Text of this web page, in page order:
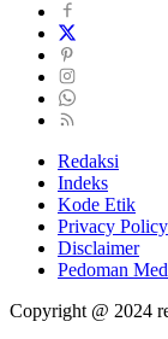
Redaksi
Indeks
Kode Etik
Privacy Policy
Disclaimer
Pedoman
Copyright @ 2024